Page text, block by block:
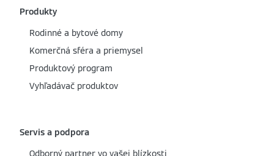
Produkty
Rodinné a bytové domy
Komerčná sféra a priemysel
Produktový program
Vyhľadávač produktov
Servis a podpora
Odborný partner vo vašej blízkosti